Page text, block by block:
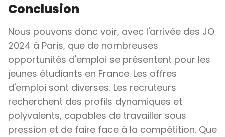
Conclusion
Nous pouvons donc voir, avec l'arrivée des JO
2024 à Paris, que de nombreuses
opportunités d'emploi se présentent pour les
jeunes étudiants en France. Les offres
d'emploi sont diverses. Les recruteurs
recherchent des profils dynamiques et
polyvalents, capables de travailler sous
pression et de faire face à la compétition. Que